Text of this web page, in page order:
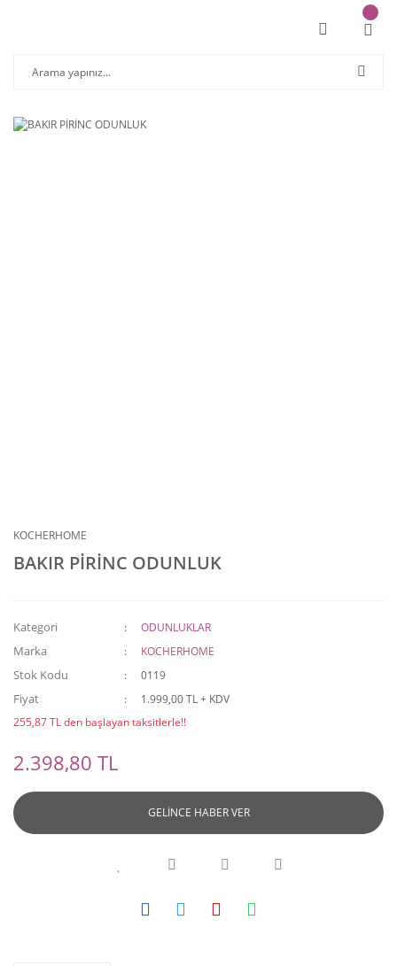
KOCHERHOME
BAKIR PİRİNC ODUNLUK
Kategori ODUNLUKLAR
Marka KOCHERHOME
Stok Kodu 0119
Fiyat
1.999,00 TL + KDV
255,87 TL den başlayan taksitlerle!!
2.398,80 TL
GELİNCE HABER VER